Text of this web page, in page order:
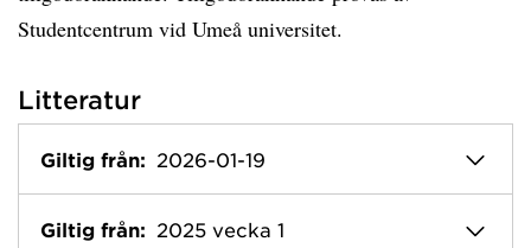
Studentcentrum vid Umeå universitet.
Litteratur
Giltig från: 2026-01-19
Giltig från: 2025 vecka 1